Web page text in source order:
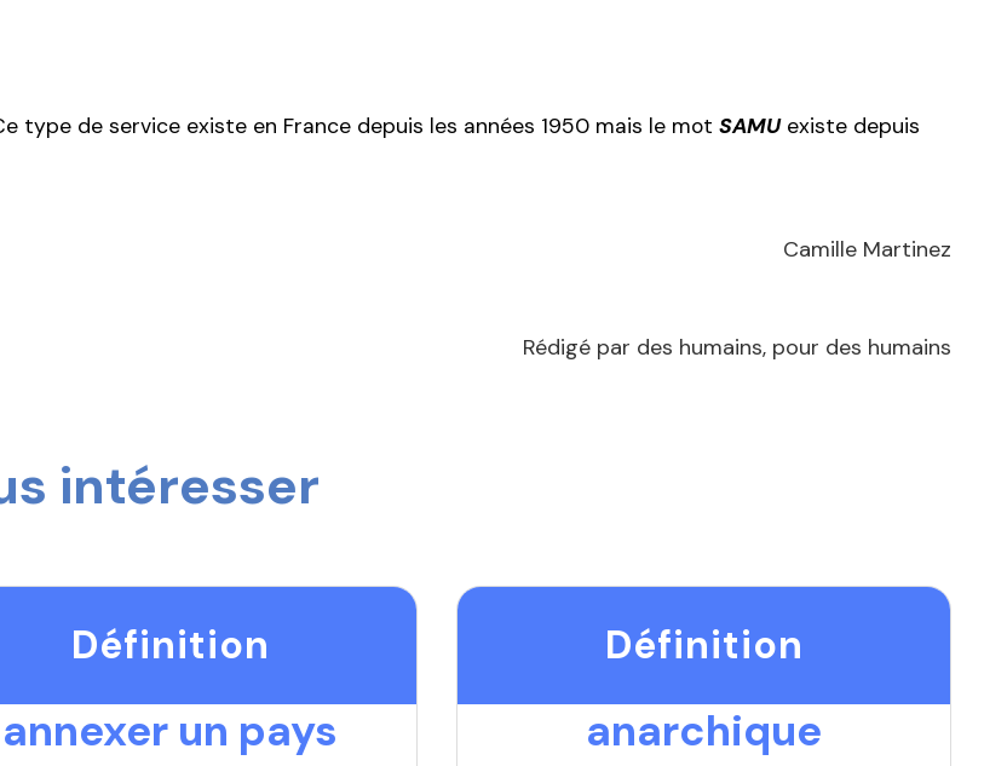
type de service existe en France depuis les années 1950 mais le mot SAMUexiste depuis
Camille Martinez
Rédigé par des humains, pour des humains
intéresser
Définition
annexer un pays
Définition
anarchique